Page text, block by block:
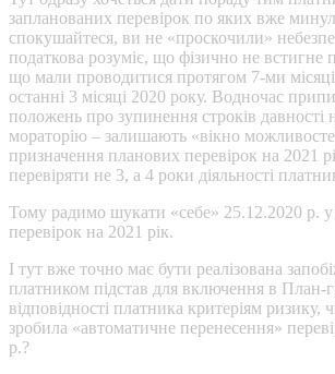
запланованих перевірок по яких вже
спокушайтеся, ви не «проскочили»
податкова розуміє, що фізично не встигне
що мали проводитися протягом 7-ми
останні 3 місяці 2020 року. Водночас
положень про зупинення строків давності
мораторію – залишають «вікно
призначення планових перевірок на 2021
перевіряти не 3, а 4 роки діяльності
Тому радимо шукати «себе» 25.12.2020 р. у
перевірок на 2021 рік.
І тут вже точно має бути реалізована
платником підстав для включення в План-
відповідності платника критеріям ризику,
зробила «автоматичне перенесення»
р.?